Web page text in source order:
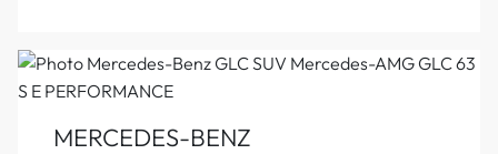
MERCEDES-BENZ